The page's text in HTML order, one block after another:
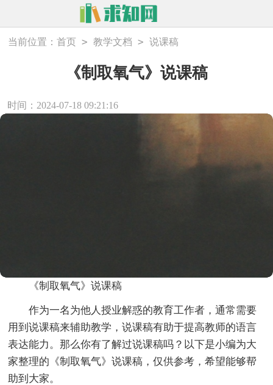
当前位置：首页 > 教学文档 > 说课稿
《制取氧气》说课稿
时间：2024-07-18 09:21:16
《制取氧气》说课稿
作为一名为他人授业解惑的教育工作者，通常需要
用到说课稿来辅助教学，说课稿有助于提高教师的语言
表达能力。那么你有了解过说课稿吗？以下是小编为大
家整理的《制取氧气》说课稿，仅供参考，希望能够帮
助到大家。